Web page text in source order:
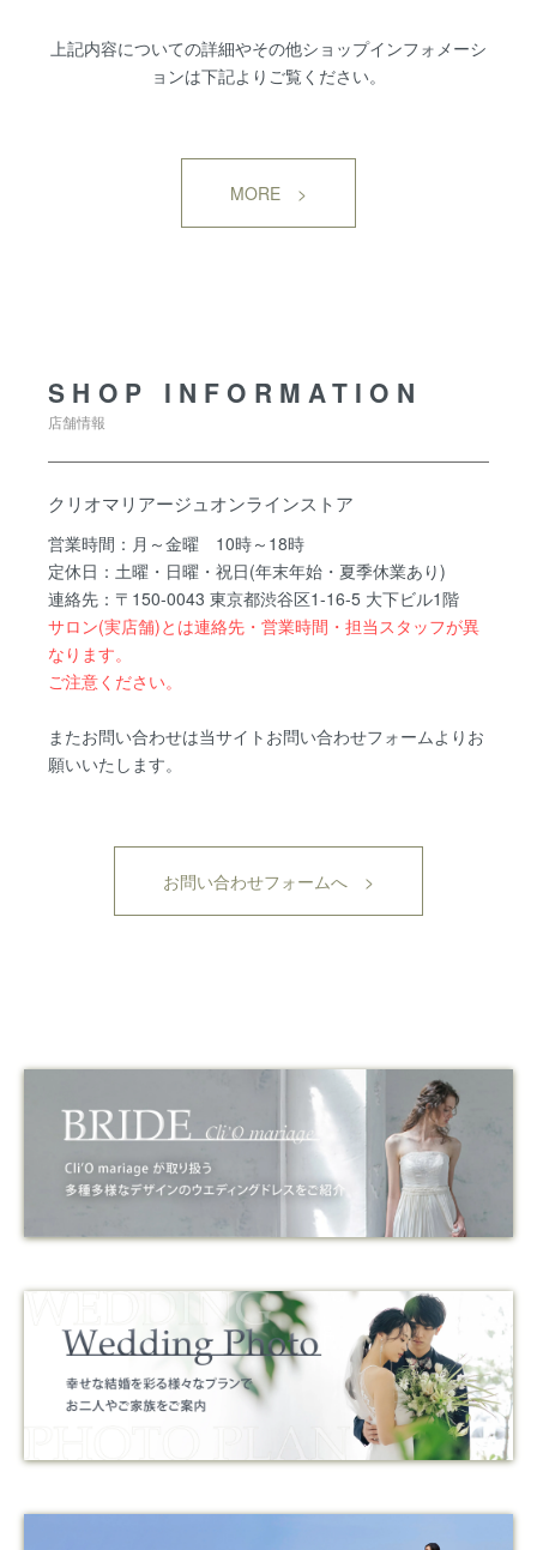
上記内容についての詳細やその他ショップインフォメーシ
ョンは下記よりご覧ください。
MORE >
SHOP INFORMATION
店舗情報
クリオマリアージュオンラインストア
営業時間：月～金曜 10時～18時
定休日：土曜・日曜・祝日(年末年始・夏季休業あり)
連絡先：〒150-0043 東京都渋谷区1-16-5 大下ビル1階
サロン(実店舗)とは連絡先・営業時間・担当スタッフが異
なります。
ご注意ください。
またお問い合わせは当サイトお問い合わせフォームよりお
願いいたします。
お問い合わせフォームへ >